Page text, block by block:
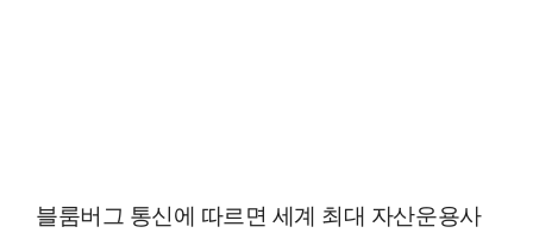
블룸버그 통신에 따르면 세계 최대 자산운용사